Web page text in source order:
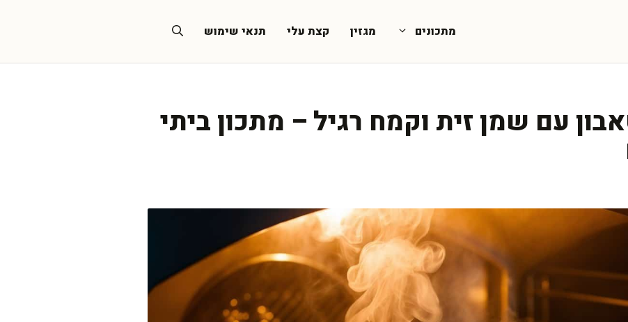
מתכונים מגזין קצת עלי תנאי שימוש
עם שמן זית וקמח רגיל – מתכון ביתי